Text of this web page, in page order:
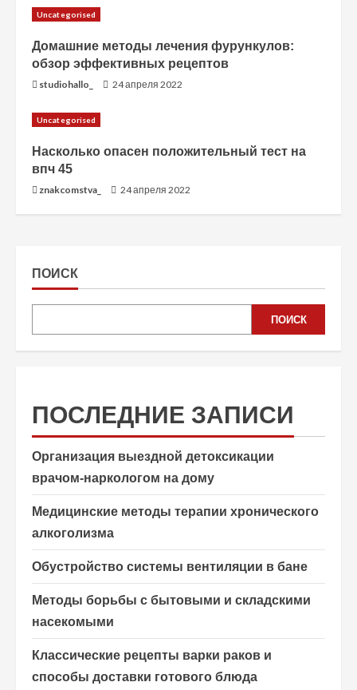
Uncategorised
Домашние методы лечения фурункулов:
обзор эффективных рецептов
studiohallo_ 24 апреля 2022
Uncategorised
Насколько опасен положительный тест на
впч 45
znakcomstva_ 24 апреля 2022
ПОИСК
ПОИСК
ПОСЛЕДНИЕ ЗАПИСИ
Организация выездной детоксикации
врачом-наркологом на дому
Медицинские методы терапии хронического
алкоголизма
Обустройство системы вентиляции в бане
Методы борьбы с бытовыми и складскими
насекомыми
Классические рецепты варки раков и
способы доставки готового блюда